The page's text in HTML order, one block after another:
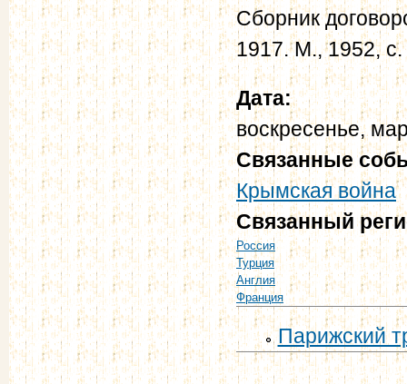
Сборник
1917. М., 1952,
Дата:
воскресенье,
Связанные
Крымская война
Связанный
Россия
Турция
Англия
Франция
Парижский